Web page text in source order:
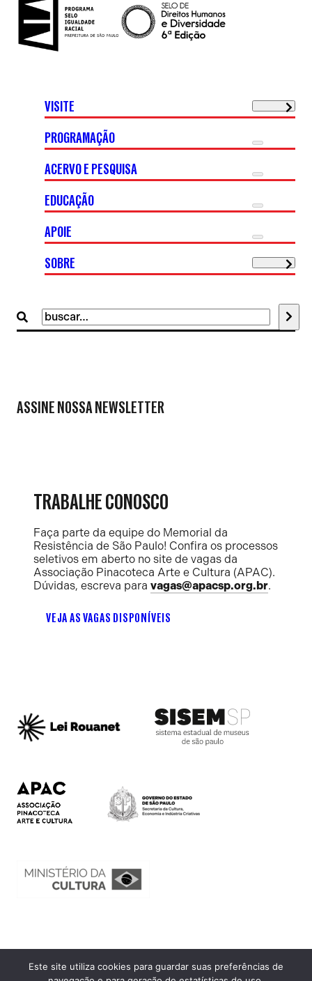
Buscar
por:
VISITE
PROGRAMAÇÃO
ACERVO E PESQUISA
EDUCAÇÃO
APOIE
SOBRE
ASSINE NOSSA NEWSLETTER
TRABALHE CONOSCO
Faça parte da equipe do Memorial da
Resistência de São Paulo! Confira os processos
seletivos em aberto no site de vagas da
Associação Pinacoteca Arte e Cultura (APAC).
Dúvidas, escreva para vagas@apacsp.org.br.
VEJA AS VAGAS DISPONÍVEIS
Ouvidoria
Este site utiliza cookies para guardar suas preferências de